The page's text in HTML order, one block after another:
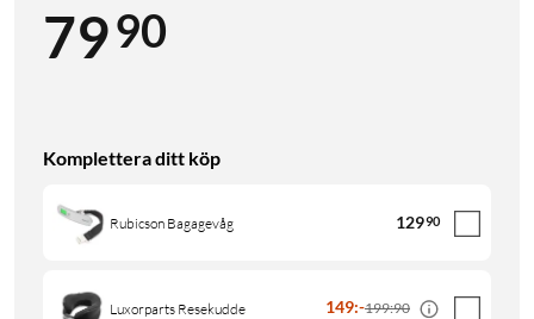
7990
Komplettera ditt köp
Rubicson Bagagevåg 12990
Luxorparts Resekudde 149:-199:90